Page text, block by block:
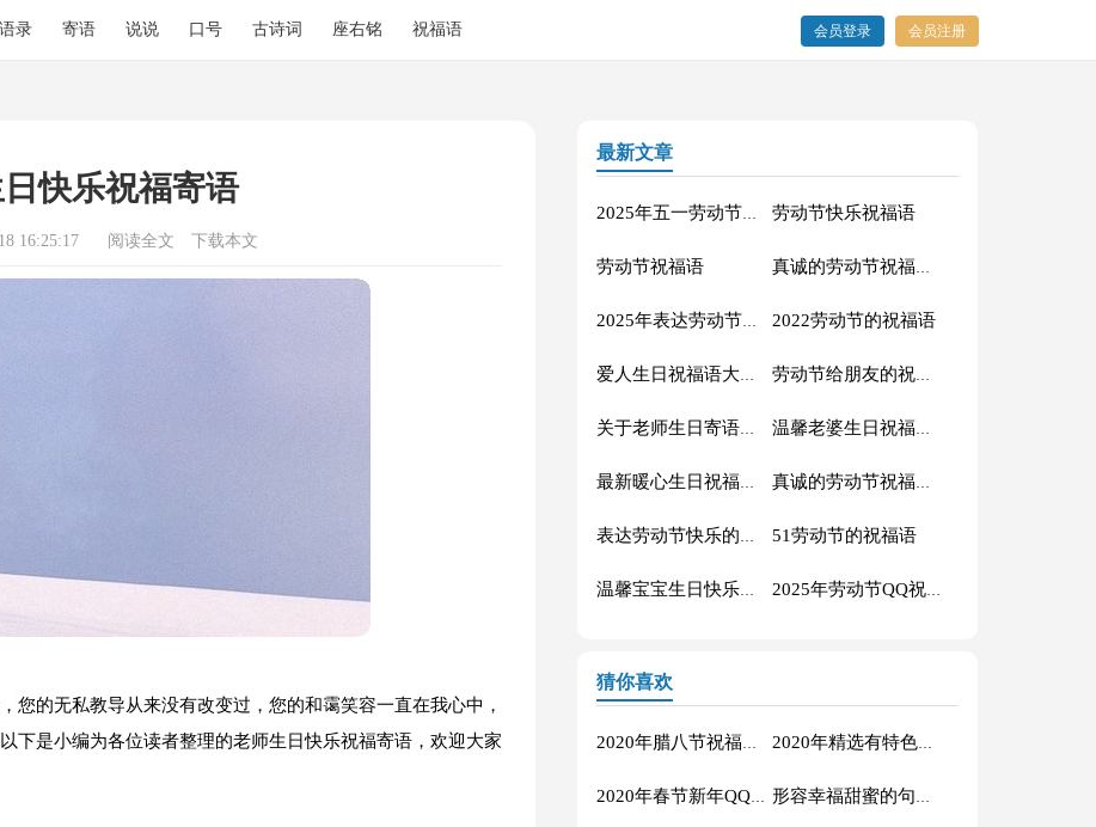
语录 寄语 说说 口号 古诗词 座右铭 祝福语 会员登录 会员注册
快乐祝福寄语
16:25:17 阅读全文 下载本文
您的无私教导从来没有改变过，您的和霭笑容一直在我心中，
下是小编为各位读者整理的老师生日快乐祝福寄语，欢迎大家
最新文章
劳动节快乐祝福语
劳动节祝福语
2022劳动节的祝福语
51劳动节的祝福语
猜你喜欢
2020年腊八节祝福语44条 2020年精选有特色的运动会口号摘录34句
2020年春节新年QQ祝福语摘录49条 形容幸福甜蜜的句子33条